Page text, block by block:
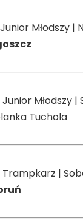
Młodszy |
Młodszy |
Tuchola
|